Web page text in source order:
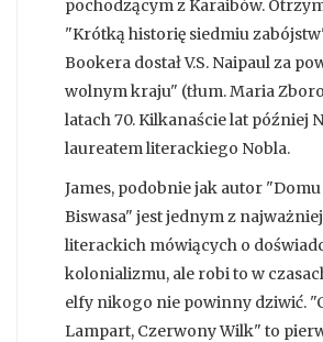
pochodzącym z Karaibów.
"Krótką historię siedmiu
Bookera dostał V.S. Naipaul za
wolnym kraju" (tłum. Maria
latach 70. Kilkanaście lat później
laureatem literackiego Nobla.
James, podobnie jak autor
Biswasa" jest jednym z
literackich mówiących o
kolonializmu, ale robi to w
elfy nikogo nie powinny dziwić.
Lampart, Czerwony Wilk" to